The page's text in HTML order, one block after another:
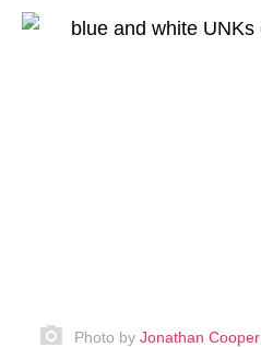
Photo by Jonathan Cooper